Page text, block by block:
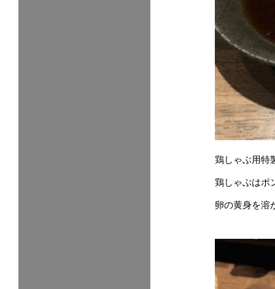
鶏しゃぶ用特
鶏しゃぶはポ
卵の黄身を溶